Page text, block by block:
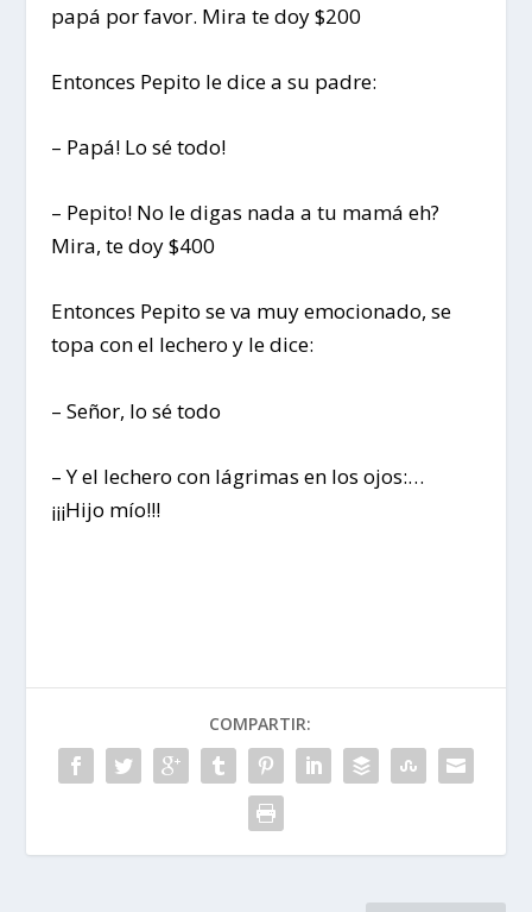
papá por favor. Mira te doy $200
Entonces Pepito le dice a su padre:
– Papá! Lo sé todo!
– Pepito! No le digas nada a tu mamá eh?
Mira, te doy $400
Entonces Pepito se va muy emocionado, se
topa con el lechero y le dice:
– Señor, lo sé todo
– Y el lechero con lágrimas en los ojos:…
¡¡¡Hijo mío!!!
COMPARTIR: